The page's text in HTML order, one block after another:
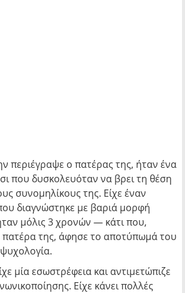
περιέγραψε ο πατέρας της, ήταν ένα
που δυσκολευόταν να βρει τη θέση
συνομηλίκους της. Είχε έναν
διαγνώστηκε με βαριά μορφή
μόλις 3 χρονών — κάτι που,
της, άφησε το αποτύπωμά του
μία εσωστρέφεια και αντιμετώπιζε
Είχε κάνει πολλές